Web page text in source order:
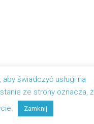
świadczyć usługi na
ze strony oznacza,
Zamknij